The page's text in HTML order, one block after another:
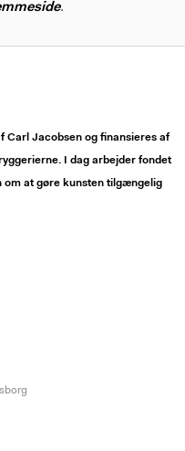
.
Carl Jacobsen og finansieres af
I dag arbejder fondet
om at gøre kunsten tilgængelig